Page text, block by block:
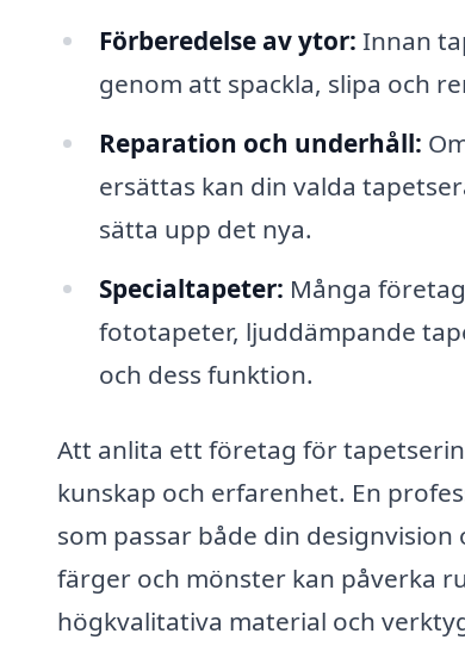
Förberedelse av ytor: Innan
genom att spackla, slipa och
Reparation och underhåll:
ersättas kan din valda
sätta upp det nya.
Specialtapeter: Många
fototapeter, ljuddämpande
och dess funktion.
Att anlita ett företag för
kunskap och erfarenhet. En
som passar både din
färger och mönster kan påverka
högkvalitativa material och